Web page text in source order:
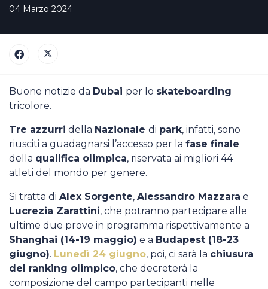
Gare
Casa Italia
News
Media
04 Marzo 2024
Buone notizie da Dubai per lo skateboarding
tricolore.
Tre azzurri della Nazionale di park, infatti, sono
riusciti a guadagnarsi l’accesso per la fase finale
della qualifica olimpica, riservata ai migliori 44
atleti del mondo per genere.
Si tratta di Alex Sorgente, Alessandro Mazzara e
Lucrezia Zarattini, che potranno partecipare alle
ultime due prove in programma rispettivamente a
Shanghai (14-19 maggio) e a Budapest (18-23
giugno). Lunedì 24 giugno, poi, ci sarà la chiusura
del ranking olimpico, che decreterà la
composizione del campo partecipanti nelle